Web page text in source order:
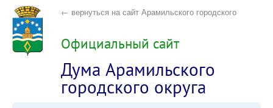
← вернуться на сайт Арамильского городского
округа
Официальный сайт
Дума Арамильского
городского округа